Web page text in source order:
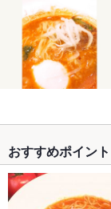
おすすめポイント